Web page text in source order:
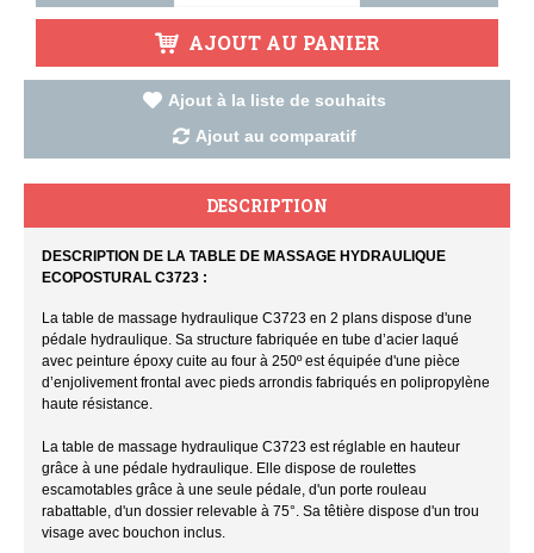
AJOUT AU PANIER
Ajout à la liste de souhaits
Ajout au comparatif
DESCRIPTION
DESCRIPTION DE LA TABLE DE MASSAGE HYDRAULIQUE
ECOPOSTURAL C3723 :
La table de massage hydraulique C3723 en 2 plans dispose d'une
pédale hydraulique. Sa structure fabriquée en tube d’acier laqué
avec peinture époxy cuite au four à 250º est équipée d'une pièce
d’enjolivement frontal avec pieds arrondis fabriqués en polipropylène
haute résistance.
La table de massage hydraulique C3723 est réglable en hauteur
grâce à une pédale hydraulique. Elle dispose de roulettes
escamotables grâce à une seule pédale, d'un porte rouleau
rabattable, d'un dossier relevable à 75°. Sa têtière dispose d'un trou
visage avec bouchon inclus.